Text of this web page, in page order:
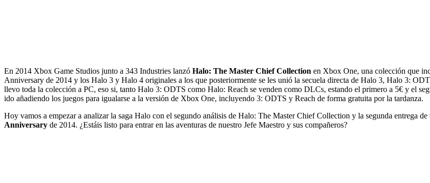
En 2014 Xbox Game Studios junto a 343 Industries lanzó Halo: The Master Chief Collection en Xbox One, una colección que
Anniversary de 2014 y los Halo 3 y Halo 4 originales a los que posteriormente se les unió la secuela directa de Halo 3, Halo 3:
llevo toda la colección a PC, eso si, tanto Halo 3: ODTS como Halo: Reach se venden como DLCs, estando el primero a 5€ y el
ido añadiendo los juegos para igualarse a la versión de Xbox One, incluyendo 3: ODTS y Reach de forma gratuita por la tardanza.
Hoy vamos a empezar a analizar la saga Halo con el segundo análisis de Halo: The Master Chief Collection y la segunda entrega
Anniversary de 2014. ¿Estáis listo para entrar en las aventuras de nuestro Jefe Maestro y sus compañeros?